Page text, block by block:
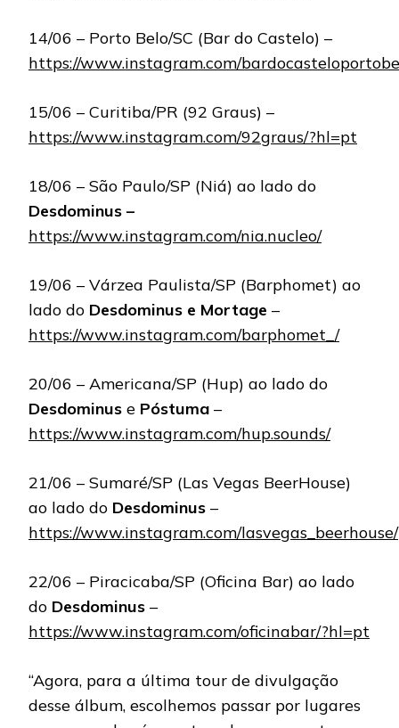
14/06 – Porto Belo/SC (Bar do Castelo) –
https://www.instagram.com/
15/06 – Curitiba/PR (92 Graus) –
https://www.instagram.com/92graus/?hl=pt
18/06 – São Paulo/SP (Niá) ao lado do
Desdominus –
https://www.instagram.com/nia.nucleo/
19/06 – Várzea Paulista/SP (Barphomet) ao
lado do Desdominus e Mortage –
https://www.instagram.com/barphomet_/
20/06 – Americana/SP (Hup) ao lado do
Desdominus e Póstuma –
https://www.instagram.com/hup.sounds/
21/06 – Sumaré/SP (Las Vegas BeerHouse)
ao lado do Desdominus –
https://www.instagram.com/lasvegas_beerhouse/
22/06 – Piracicaba/SP (Oficina Bar) ao lado
do Desdominus –
https://www.instagram.com/oficinabar/?hl=pt
“Agora, para a última tour de divulgação
desse álbum, escolhemos passar por lugares